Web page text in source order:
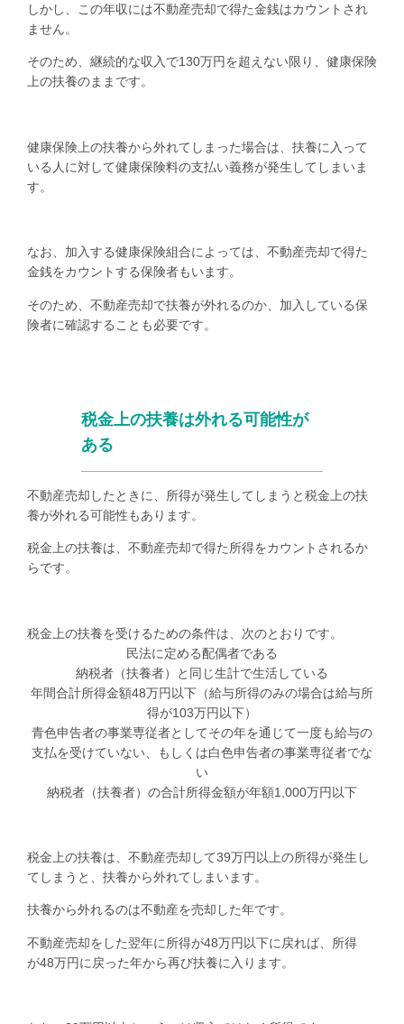
しかし、この年収には不動産売却で得た金銭はカウントされ
ません。
そのため、継続的な収入で130万円を超えない限り、健康保険
上の扶養のままです。
健康保険上の扶養から外れてしまった場合は、扶養に入って
いる人に対して健康保険料の支払い義務が発生してしまいま
す。
なお、加入する健康保険組合によっては、不動産売却で得た
金銭をカウントする保険者もいます。
そのため、不動産売却で扶養が外れるのか、加入している保
険者に確認することも必要です。
税金上の扶養は外れる可能性が
ある
不動産売却したときに、所得が発生してしまうと税金上の扶
養が外れる可能性もあります。
税金上の扶養は、不動産売却で得た所得をカウントされるか
らです。
税金上の扶養を受けるための条件は、次のとおりです。
民法に定める配偶者である
納税者（扶養者）と同じ生計で生活している
年間合計所得金額48万円以下（給与所得のみの場合は給与所
得が103万円以下）
青色申告者の事業専従者としてその年を通じて一度も給与の
支払を受けていない、もしくは白色申告者の事業専従者でな
い
納税者（扶養者）の合計所得金額が年額1,000万円以下
税金上の扶養は、不動産売却して39万円以上の所得が発生し
てしまうと、扶養から外れてしまいます。
扶養から外れるのは不動産を売却した年です。
不動産売却をした翌年に所得が48万円以下に戻れば、所得
が48万円に戻った年から再び扶養に入ります。